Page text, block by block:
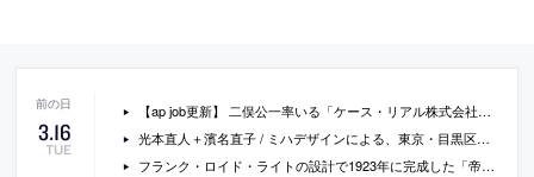
3.16
TUE
【ap job更新】 二俣公一率いる「ケース・リアル株式会社」が、業務拡大に伴い設計スタッフを募集中
光本直人＋濱名直子 / ミハデザインによる、東京・目黒区の集合住宅の一室の改修「mka 1963-」
フランク・ロイド・ライトの設計で1923年に完成した「帝国ホテル」を再現した高クオリティなCG動画。ライトの財団が公開したもの